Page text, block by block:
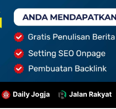
Daily Jogja Jalan Rakyat